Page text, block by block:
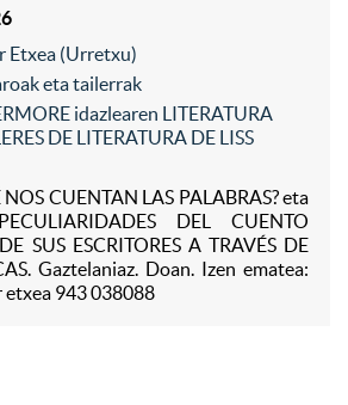
Etxea (Urretxu)
eta tailerrak
idazlearen LITERATURA
DE LITERATURA DE LISS
CUENTAN LAS PALABRAS? eta
DEL CUENTO
SUS ESCRITORES A TRAVÉS DE
Gaztelaniaz. Doan. Izen ematea:
943 038088